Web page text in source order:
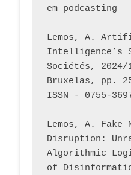
em podcasting
Lemos, A.
Intelligence’s
Sociétés,
Bruxelas, pp.
ISSN - 0755-
Lemos, A. Fake
Disruption:
Algorithmic
of